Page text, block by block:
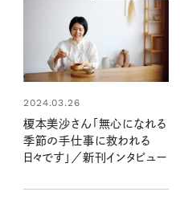
2024.03.26
榎本美沙さん「無心になれる
季節の手仕事に救われる
日々です」／新刊インタビュー